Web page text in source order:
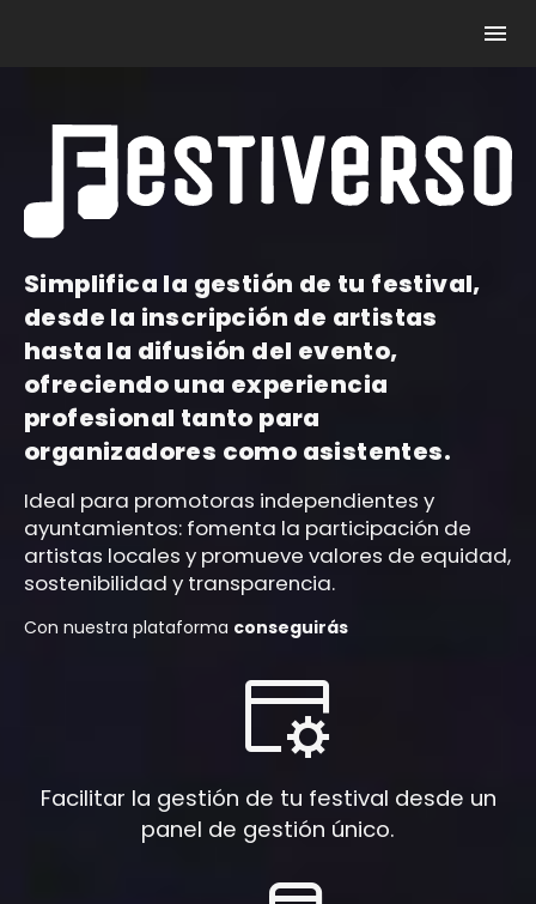
Simplifica la gestión de tu festival,
desde la inscripción de artistas
hasta la difusión del evento,
ofreciendo una experiencia
profesional tanto para
organizadores como asistentes.
Ideal para promotoras independientes y
ayuntamientos: fomenta la participación de
artistas locales y promueve valores de equidad,
sostenibilidad y transparencia.
Con nuestra plataforma conseguirás
Facilitar la gestión de tu festival desde un
panel de gestión único.